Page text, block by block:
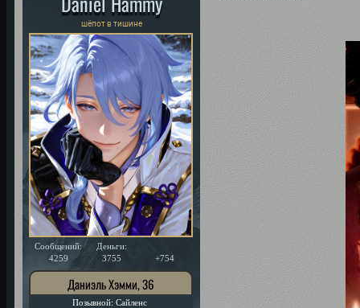
шёпот в тишине
Сообщений:
4259
Деньги:
3755
+754
Даниэль Хэмми, 36
Позывной: Сайленс